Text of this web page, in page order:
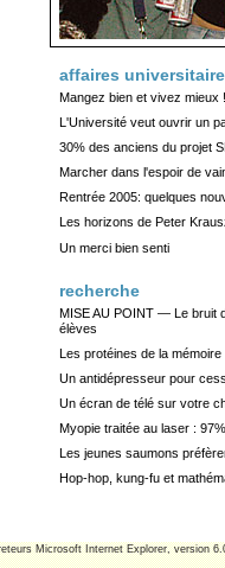
affaires
Mangez bien et vivez mieux !
L'Université veut ouvrir un
30% des anciens du projet
Marcher dans l'espoir de
Rentrée 2005: quelques
Les horizons de Peter
Un merci bien senti
recherche
MISE AU POINT — Le bruit
élèves
Les protéines de la mémoire
Un antidépresseur pour
Un écran de télé sur votre
Myopie traitée au laser :
Les jeunes saumons
Hop-hop, kung-fu et
Microsoft Internet Explorer, version